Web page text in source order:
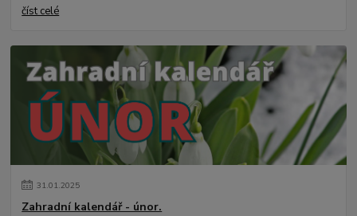
číst celé
31.01.2025
Zahradní kalendář - únor.